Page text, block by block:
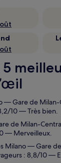
— Gare de Milan-
10 — Très bien.
de Milan-
— Merveilleux.
Milano— Gare
: 8,8/10 —